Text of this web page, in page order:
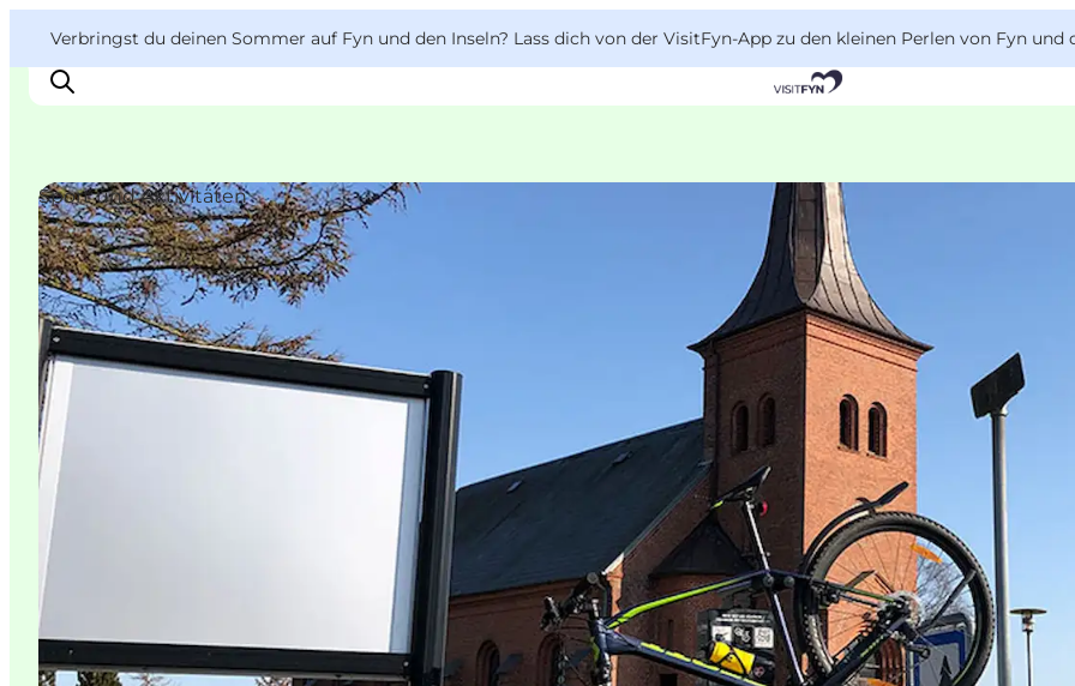
Verbringst du deinen Sommer auf Fyn und den Inseln? Lass dich von der VisitFyn-App zu den kleinen Perlen von Fyn und
Reise Ideen
Outdoor & bike
Essen & trinken
Übernachtung
VisitFyn
Deutsch
Sport und Aktivitäten